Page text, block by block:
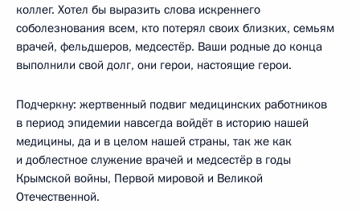
коллег. Хотел бы выразить слова искреннего
соболезнования всем, кто потерял своих близких, семьям
врачей, фельдшеров, медсестёр. Ваши родные до конца
выполнили свой долг, они герои, настоящие герои.
Подчеркну: жертвенный подвиг медицинских работников
в период эпидемии навсегда войдёт в историю нашей
медицины, да и в целом нашей страны, так же как
и доблестное служение врачей и медсестёр в годы
Крымской войны, Первой мировой и Великой
Отечественной.